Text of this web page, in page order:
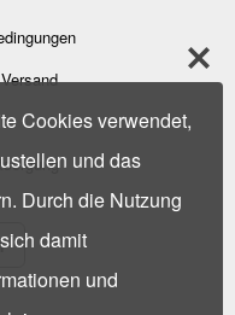
Cookies verwendet,
und das
Durch die Nutzung
damit
und